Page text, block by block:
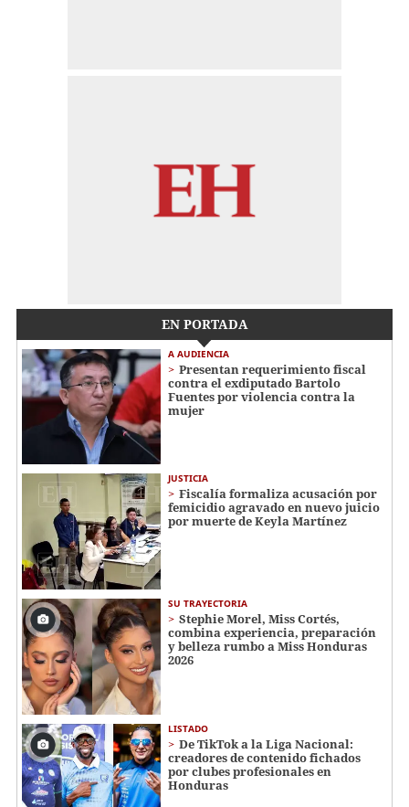
EN PORTADA
A AUDIENCIA
Presentan requerimiento fiscal
contra el exdiputado Bartolo
Fuentes por violencia contra la
mujer
JUSTICIA
Fiscalía formaliza acusación por
femicidio agravado en nuevo juicio
por muerte de Keyla Martínez
SU TRAYECTORIA
Stephie Morel, Miss Cortés,
combina experiencia, preparación
y belleza rumbo a Miss Honduras
2026
LISTADO
De TikTok a la Liga Nacional:
creadores de contenido fichados
por clubes profesionales en
Honduras